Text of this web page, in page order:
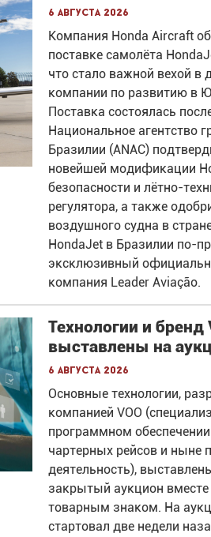
6 августа 2026
Компания Honda Aircraft
поставке самолёта
что стало важной вехой в
компании по развитию в
Поставка состоялась
Национальное агентство
Бразилии (ANAC)
новейшей модификации
безопасности и лётно-
регулятора, а также
воздушного судна в
HondaJet в Бразилии по-
эксклюзивный
компания Leader Aviação.
Технологии и бренд
выставлены на
6 августа 2026
Основные технологии,
компанией VOO
программном
чартерных рейсов и ныне
деятельность),
закрытый аукцион
товарным знаком. На
стартовал две недели